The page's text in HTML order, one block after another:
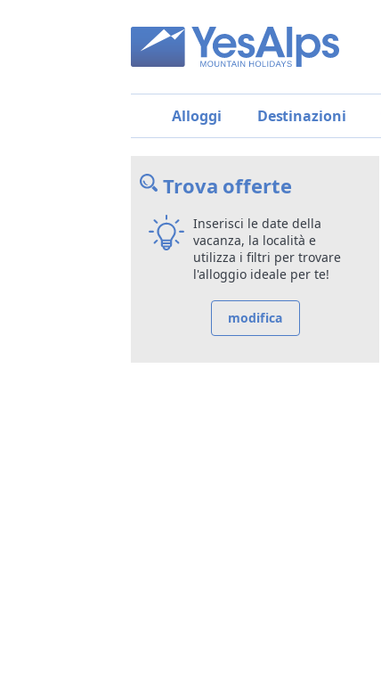
Alloggi Destinazioni
Trova offerte
Inserisci le date della
vacanza, la località e
utilizza i filtri per trovare
l'alloggio ideale per te!